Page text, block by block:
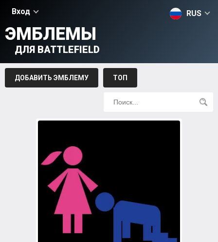
Вход RUS
ЭМБЛЕМЫ
ДЛЯ BATTLEFIELD
ДОБАВИТЬ ЭМБЛЕМУ ТОП